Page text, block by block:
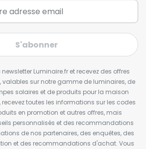
S'abonner
Luminaire.fr et recevez des offres
valables sur notre gamme de luminaires, de
solaires et de produits pour la maison
recevez toutes les informations sur les codes
en promotion et autres offres, mais
personnalisés et des recommandations
de nos partenaires, des enquêtes, des
et des recommandations d'achat. Vous